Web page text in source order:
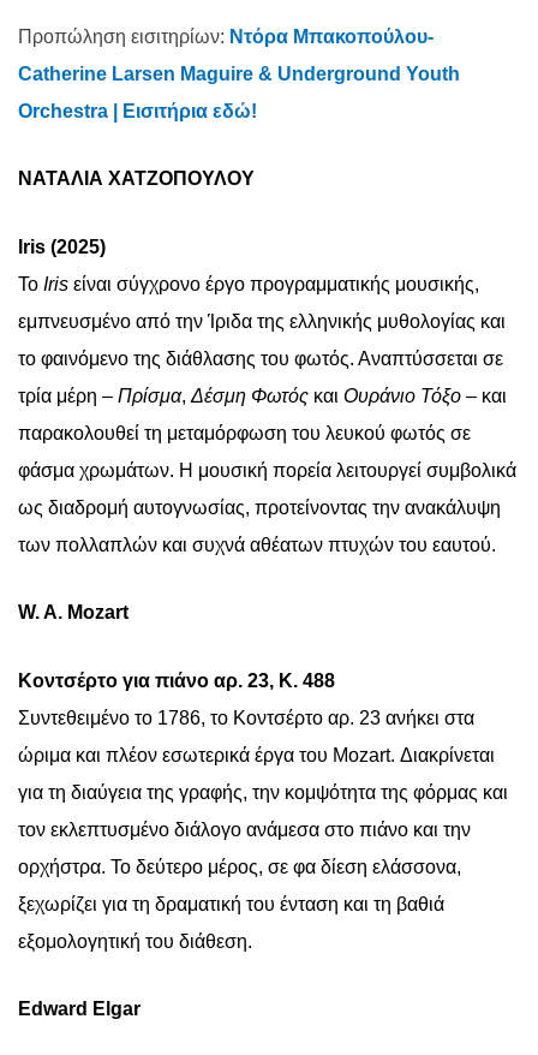
Προπώληση εισιτηρίων: Ντόρα Μπακοπούλου-
Catherine Larsen Maguire & Underground Youth
Orchestra | Εισιτήρια εδώ!
ΝΑΤΑΛΙΑ ΧΑΤΖΟΠΟΥΛΟΥ
Iris (2025)
Το Iris είναι σύγχρονο έργο προγραμματικής μουσικής,
εμπνευσμένο από την Ίριδα της ελληνικής μυθολογίας και
το φαινόμενο της διάθλασης του φωτός. Αναπτύσσεται σε
τρία μέρη – Πρίσμα, Δέσμη Φωτός και Ουράνιο Τόξο – και
παρακολουθεί τη μεταμόρφωση του λευκού φωτός σε
φάσμα χρωμάτων. Η μουσική πορεία λειτουργεί συμβολικά
ως διαδρομή αυτογνωσίας, προτείνοντας την ανακάλυψη
των πολλαπλών και συχνά αθέατων πτυχών του εαυτού.
W. A. Mozart
Κοντσέρτο για πιάνο αρ. 23, K. 488
Συντεθειμένο το 1786, το Κοντσέρτο αρ. 23 ανήκει στα
ώριμα και πλέον εσωτερικά έργα του Mozart. Διακρίνεται
για τη διαύγεια της γραφής, την κομψότητα της φόρμας και
τον εκλεπτυσμένο διάλογο ανάμεσα στο πιάνο και την
ορχήστρα. Το δεύτερο μέρος, σε φα δίεση ελάσσονα,
ξεχωρίζει για τη δραματική του ένταση και τη βαθιά
εξομολογητική του διάθεση.
Edward Elgar